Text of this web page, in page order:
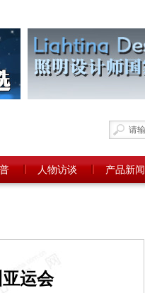
人物访谈 产品新闻
运会